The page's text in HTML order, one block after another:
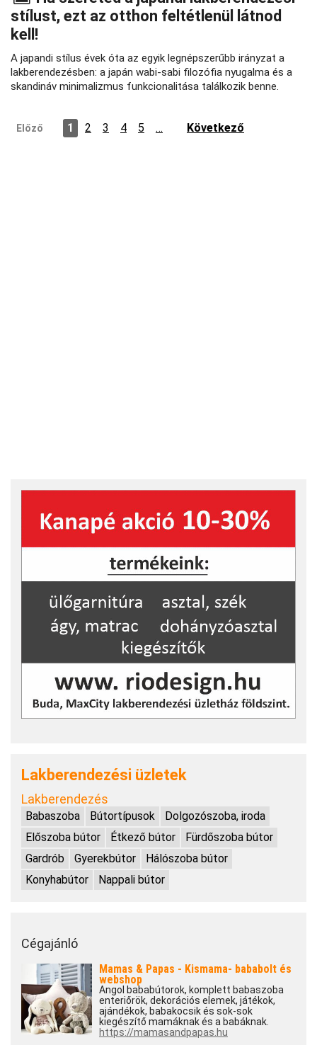
stílust, ezt az otthon feltétlenül látnod
kell!
A japandi stílus évek óta az egyik legnépszerűbb irányzat a
lakberendezésben: a japán wabi‑sabi filozófia nyugalma és a
skandináv minimalizmus funkcionalitása találkozik benne.
Előző 1 2 3 4 5 … Következő
Lakberendezési üzletek
Lakberendezés
Babaszoba Bútortípusok
Dolgozószoba, iroda
Előszoba bútor
Étkező bútor
Fürdőszoba bútor
Gardrób
Gyerekbútor
Hálószoba bútor
Konyhabútor
Nappali bútor
Cégajánló
Mamas & Papas - Kismama- bababolt és
webshop
Angol bababútorok, komplett babaszoba
enteriőrök, dekorációs elemek, játékok,
ajándékok, babakocsik és sok-sok
kiegészítő mamáknak és a babáknak.
https://mamasandpapas.hu